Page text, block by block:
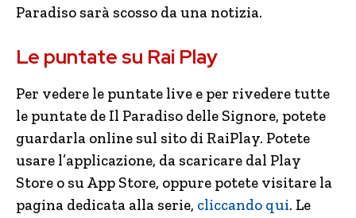
Paradiso sarà scosso da una notizia.
Le puntate su Rai Play
Per vedere le puntate live e per rivedere tutte
le puntate de Il Paradiso delle Signore, potete
guardarla online sul sito di RaiPlay. Potete
usare l’applicazione, da scaricare dal Play
Store o su App Store, oppure potete visitare la
pagina dedicata alla serie, cliccando qui. Le